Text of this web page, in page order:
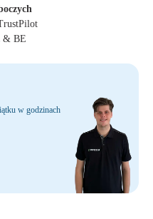
& BE
w godzinach